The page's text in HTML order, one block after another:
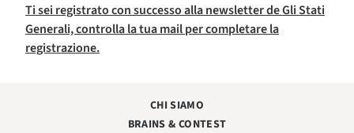
Ti sei registrato con successo alla newsletter de Gli Stati
Generali, controlla la tua mail per completare la
registrazione.
CHI SIAMO
BRAINS & CONTEST